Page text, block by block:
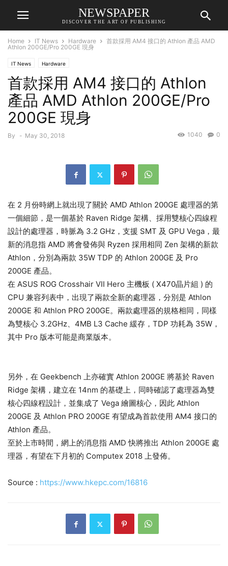
NEWSPAPER
DISCOVER THE ART OF PUBLISHING
Home IT News Hardware
首款採用 AM4 接口的 Athlon 產品 AMD
Athlon 200GE/Pro 200GE 現身
IT News Hardware
首款採用 AM4 接口的 Athlon
產品 AMD Athlon 200GE/Pro
200GE 現身
By - May 30, 2018 0
1040
在 2 月份時網上就出現了關於 AMD Athlon 200GE 處理器的第
一個細節，是一個基於 Raven Ridge 架構、採用雙核心四線程
設計的處理器，時脈為 3.2 GHz，支援 SMT 及 GPU Vega，最
新的消息指 AMD 將會發佈與 Ryzen 採用相同 Zen 架構的新款
Athlon，分別為兩款 35W TDP 的 Athlon 200GE 及 Pro
200GE 產品。
在 ASUS ROG Crosshair VII Hero 主機板 ( X470晶片組 ) 的
CPU 兼容列表中，出現了兩款全新的處理器，分別是 Athlon
200GE 和 Athlon PRO 200GE。兩款處理器的規格相同，同樣
為雙核心 3.2GHz、4MB L3 Cache 緩存，TDP 功耗為 35W，
其中 Pro 版本可能是商業版本。
另外，在 Geekbench 上亦確實 Athlon 200GE 將基於 Raven
Ridge 架構，建立在 14nm 的基礎上，同時確認了處理器為雙
核心四線程設計，並集成了 Vega 繪圖核心，因此 Athlon
200GE 及 Athlon PRO 200GE 有望成為首款使用 AM4 接口的
Athlon 產品。
至於上市時間，網上的消息指 AMD 快將推出 Athlon 200GE 處
理器，有望在下月初的 Computex 2018 上發佈。
Source : https://www.hkepc.com/16816